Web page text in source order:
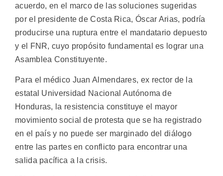
acuerdo, en el marco de las soluciones sugeridas
por el presidente de Costa Rica, Óscar Arias, podría
producirse una ruptura entre el mandatario depuesto
y el FNR, cuyo propósito fundamental es lograr una
Asamblea Constituyente.
Para el médico Juan Almendares, ex rector de la
estatal Universidad Nacional Autónoma de
Honduras, la resistencia constituye el mayor
movimiento social de protesta que se ha registrado
en el país y no puede ser marginado del diálogo
entre las partes en conflicto para encontrar una
salida pacífica a la crisis.